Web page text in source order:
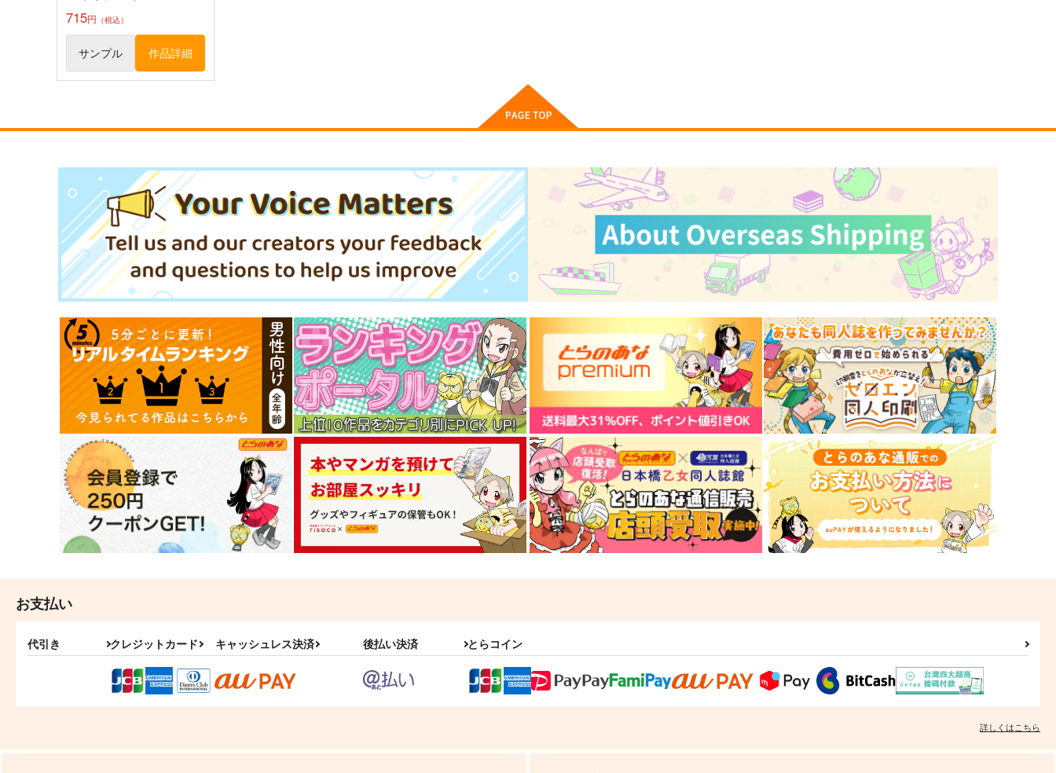
715円 （税込）
サンプル 作品詳細
お支払い
代引き クレジットカード キャッシュレス決済 後払い決済 とらコイン
詳しくはこちら